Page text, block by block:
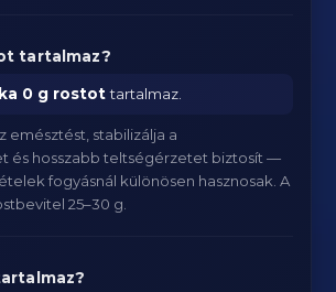
tartalmaz?
0 g rostottartalmaz.
emésztést, stabilizálja a
és hosszabb teltségérzetet biztosít —
fogyásnál különösen hasznosak. A
25–30 g.